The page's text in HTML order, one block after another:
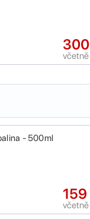
včetně
- 500ml
159
včetně